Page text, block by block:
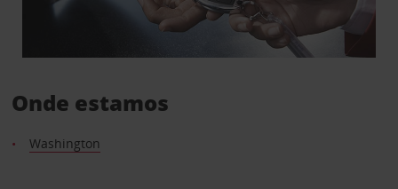
Onde estamos
Washington